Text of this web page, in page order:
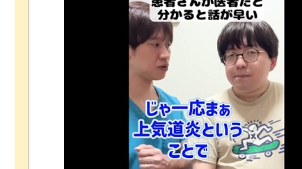
08/08NEWS!! 高市首相の熊本視察「
利とか KDDI、楽天へのローミングを9月
は無効にとかNEW!
【動画】ロシア軍のドローンをネット発
「ぞわっとした…」カルディで売ってい
「天才か」いや変態です、宝鐘マリ
ろい件ほか、8月08日の新着CGまとめ
8月26日にリメイク完結編「FF7リベレ
レトロパソコンの雑誌掲載プログラムリ